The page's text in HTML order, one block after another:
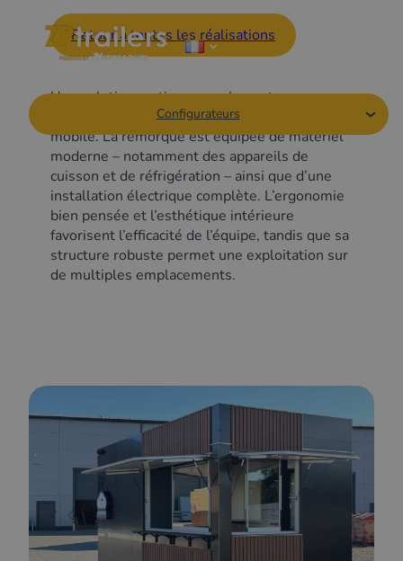
Configurateurs
Retour à toutes les réalisations
Une solution pratique pour les entrepreneurs
à la recherche d’un point de restauration
mobile. La remorque est équipée de matériel
moderne – notamment des appareils de
cuisson et de réfrigération – ainsi que d’une
installation électrique complète. L’ergonomie
bien pensée et l’esthétique intérieure
favorisent l’efficacité de l’équipe, tandis que sa
structure robuste permet une exploitation sur
de multiples emplacements.